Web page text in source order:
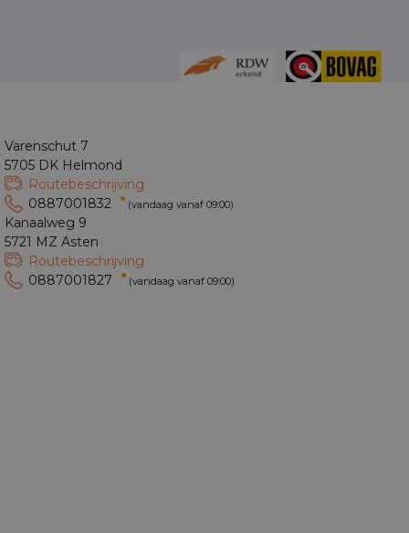
Varenschut 7
5705 DK Helmond
Routebeschrijving
0887001832
(vandaag vanaf 09:00)
Kanaalweg 9
5721 MZ Asten
Routebeschrijving
0887001827
(vandaag vanaf 09:00)